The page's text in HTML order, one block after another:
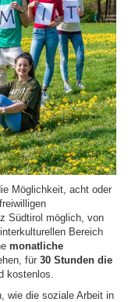
Möglichkeit, acht oder
Südtirol möglich, von
Bereich
monatliche
für 30 Stunden die
kostenlos.
wie die soziale Arbeit in